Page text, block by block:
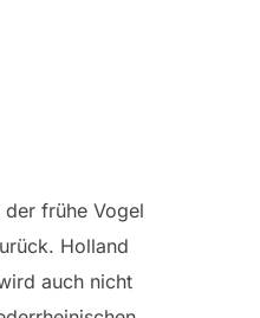
frühe Vogel
Holland
auch nicht